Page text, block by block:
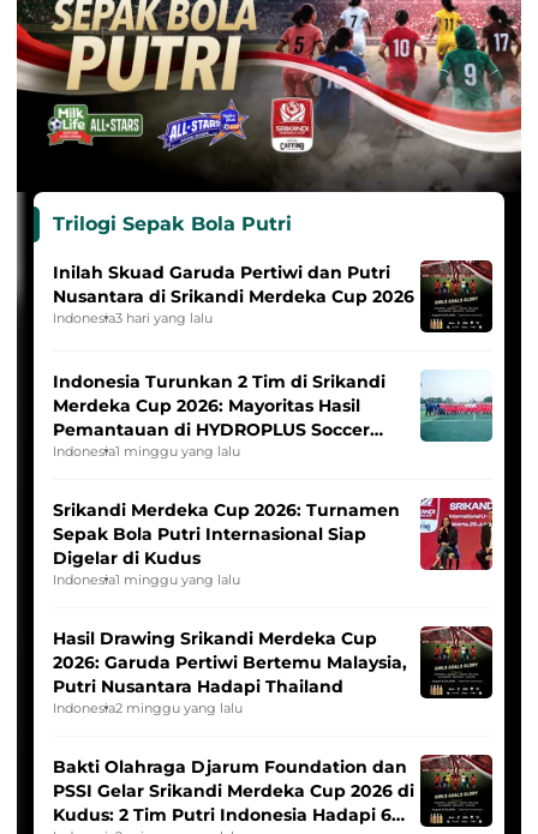
Trilogi Sepak Bola Putri
Inilah Skuad Garuda Pertiwi dan Putri
Nusantara di Srikandi Merdeka Cup 2026
Indonesia3 hari yang lalu
Indonesia Turunkan 2 Tim di Srikandi
Merdeka Cup 2026: Mayoritas Hasil
Pemantauan di HYDROPLUS Soccer
League
Indonesia1 minggu yang lalu
Srikandi Merdeka Cup 2026: Turnamen
Sepak Bola Putri Internasional Siap
Digelar di Kudus
Indonesia1 minggu yang lalu
Hasil Drawing Srikandi Merdeka Cup
2026: Garuda Pertiwi Bertemu Malaysia,
Putri Nusantara Hadapi Thailand
Indonesia2 minggu yang lalu
Bakti Olahraga Djarum Foundation dan
PSSI Gelar Srikandi Merdeka Cup 2026 di
Kudus: 2 Tim Putri Indonesia Hadapi 6